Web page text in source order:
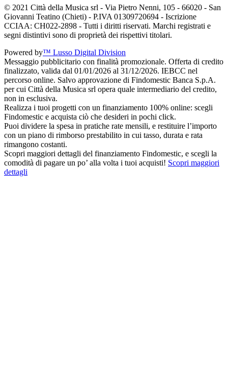
© 2021 Città della Musica srl - Via Pietro Nenni, 105 - 66020 - San
Giovanni Teatino (Chieti) - P.IVA 01309720694 - Iscrizione
CCIAA: CH022-2898 - Tutti i diritti riservati. Marchi registrati e
segni distintivi sono di proprietà dei rispettivi titolari.
Powered by™ Lusso Digital Division
Messaggio pubblicitario con finalità promozionale. Offerta di credito
finalizzato, valida dal 01/01/2026 al 31/12/2026. IEBCC nel
percorso online. Salvo approvazione di Findomestic Banca S.p.A.
per cui Città della Musica srl opera quale intermediario del credito,
non in esclusiva.
Realizza i tuoi progetti con un finanziamento 100% online: scegli
Findomestic e acquista ciò che desideri in pochi click.
Puoi dividere la spesa in pratiche rate mensili, e restituire l’importo
con un piano di rimborso prestabilito in cui tasso, durata e rata
rimangono costanti.
Scopri maggiori dettagli del finanziamento Findomestic, e scegli la
comodità di pagare un po’ alla volta i tuoi acquisti! Scopri maggiori
dettagli